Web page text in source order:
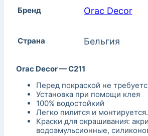
Бренд Orac Decor
Страна Бельгия
Orac Decor — C211
Перед покраской не
Установка при помощи клея
100% водостойкий
Легко пилится и монтируется.
Краски для окрашивания:
водоэмульсионные,